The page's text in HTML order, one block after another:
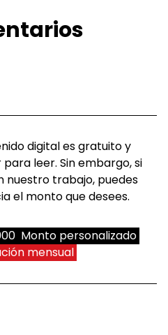
digital es gratuito y
leer. Sin embargo, si
nuestro trabajo, puedes
el monto que desees.
Monto personalizado
mensual